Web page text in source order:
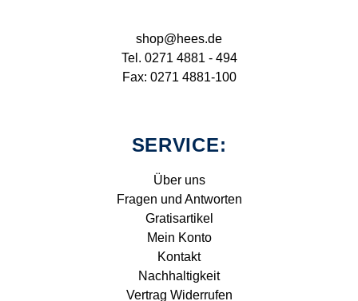
shop@hees.de
Tel. 0271 4881 - 494
Fax: 0271 4881-100
SERVICE:
Über uns
Fragen und Antworten
Gratisartikel
Mein Konto
Kontakt
Nachhaltigkeit
Vertrag Widerrufen